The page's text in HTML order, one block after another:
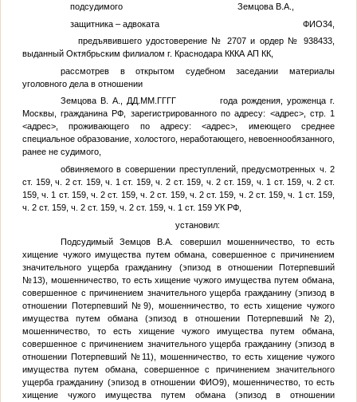
подсудимого Земцова В.А.
защитника – адвоката ФИО34,
предъявившего удостоверение № 2707 и ордер № 938433,
выданный Октябрьским филиалом г. Краснодара КККА АП КК,
рассмотрев в открытом судебном заседании материалы
уголовного дела в отношении
Земцова В. А.
ДД.ММ.ГГГГ года рождения, уроженца г.
Москвы, гражданина РФ, зарегистрированного по адресу: <адрес>, стр. 1
<адрес>, проживающего по адресу:<адрес> , имеющего среднее
специальное образование, холостого, неработающего, невоеннообязанного,
ранее не судимого,
обвиняемого в совершении преступлений, предусмотренных ч. 2
ст. 159, ч. 2 ст. 159, ч. 1 ст. 159, ч. 2 ст. 159, ч. 2 ст. 159, ч. 1 ст. 159, ч. 2 ст.
159, ч. 1 ст. 159, ч. 2 ст. 159, ч. 2 ст. 159, ч. 2 ст. 159, ч. 2 ст. 159, ч. 1 ст. 159,
ч. 2 ст. 159, ч. 2 ст. 159, ч. 2 ст. 159, ч. 1 ст. 159 УК РФ,
установил:
ПодсудимыйЗемцов В.А.
совершил мошенничество, то есть
хищение чужого имущества путем обмана, совершенное с причинением
значительного ущерба гражданину (эпизод в отношенииПотерпевший
№13), мошенничество, то есть хищение чужого имущества путем обмана,
совершенное с причинением значительного ущерба гражданину (эпизод в
отношении Потерпевший №9), мошенничество, то есть хищение чужого
имущества путем обмана (эпизод в отношенииПотерпевший №2),
мошенничество, то есть хищение чужого имущества путем обмана,
совершенное с причинением значительного ущерба гражданину (эпизод в
отношении Потерпевший №11), мошенничество, то есть хищение чужого
имущества путем обмана, совершенное с причинением значительного
ущерба гражданину (эпизод в отношении ФИО9), мошенничество, то есть
хищение чужого имущества путем обмана (эпизод в отношении